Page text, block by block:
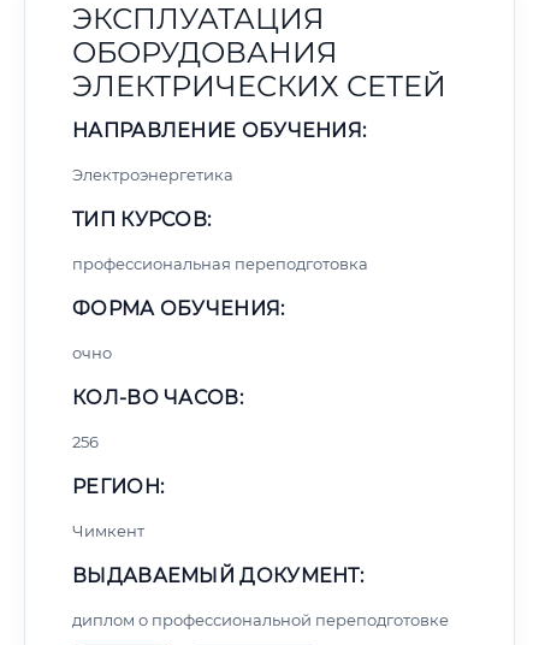
ЭКСПЛУАТАЦИЯ
ОБОРУДОВАНИЯ
ЭЛЕКТРИЧЕСКИХ СЕТЕЙ
НАПРАВЛЕНИЕ ОБУЧЕНИЯ:
Электроэнергетика
ТИП КУРСОВ:
профессиональная переподготовка
ФОРМА ОБУЧЕНИЯ:
очно
КОЛ-ВО ЧАСОВ:
256
РЕГИОН:
Чимкент
ВЫДАВАЕМЫЙ ДОКУМЕНТ:
диплом о профессиональной переподготовке